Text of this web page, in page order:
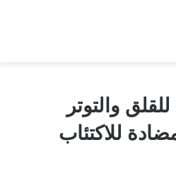
والتوتر
للاكتئاب